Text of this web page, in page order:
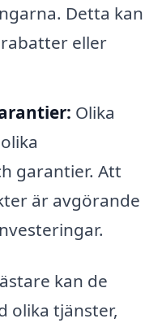
Detta kan
eller
Olika
garantier. Att
är avgörande
kan de
olika tjänster,